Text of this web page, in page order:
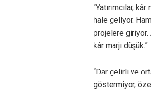
“Yatırımcılar,
hale geliyor.
projelere giriyor.
kâr marjı düşük.”
“Dar gelirli ve
göstermiyor,